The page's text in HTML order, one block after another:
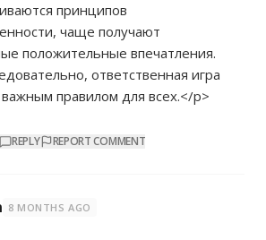
принципов
чаще получают
положительные впечатления.
ответственная игра
важным правилом для всех.</p>
REPLY REPORT COMMENT
8 MONTHS AGO